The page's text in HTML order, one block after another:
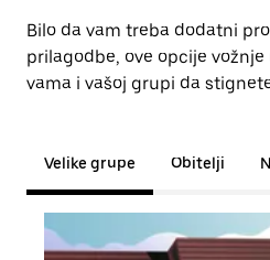
Bilo da vam treba dodatni
prilagodbe, ove opcije
vama i vašoj grupi da
Velike grupe Obitelji